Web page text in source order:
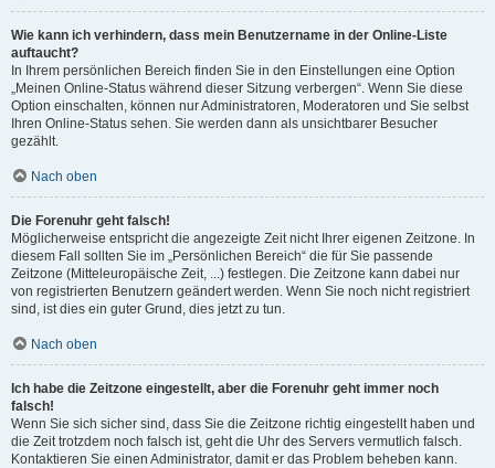
Wie kann ich verhindern, dass mein Benutzername in der Online-Liste
auftaucht?
In Ihrem persönlichen Bereich finden Sie in den Einstellungen eine Option
„Meinen Online-Status während dieser Sitzung verbergen“. Wenn Sie diese
Option einschalten, können nur Administratoren, Moderatoren und Sie selbst
Ihren Online-Status sehen. Sie werden dann als unsichtbarer Besucher
gezählt.
Nach oben
Die Forenuhr geht falsch!
Möglicherweise entspricht die angezeigte Zeit nicht Ihrer eigenen Zeitzone. In
diesem Fall sollten Sie im „Persönlichen Bereich“ die für Sie passende
Zeitzone (Mitteleuropäische Zeit, ...) festlegen. Die Zeitzone kann dabei nur
von registrierten Benutzern geändert werden. Wenn Sie noch nicht registriert
sind, ist dies ein guter Grund, dies jetzt zu tun.
Nach oben
Ich habe die Zeitzone eingestellt, aber die Forenuhr geht immer noch
falsch!
Wenn Sie sich sicher sind, dass Sie die Zeitzone richtig eingestellt haben und
die Zeit trotzdem noch falsch ist, geht die Uhr des Servers vermutlich falsch.
Kontaktieren Sie einen Administrator, damit er das Problem beheben kann.